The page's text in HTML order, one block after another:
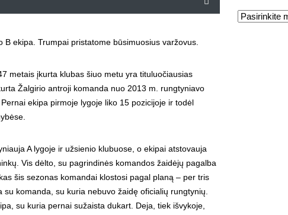
ekipa. Trumpai pristatome būsimuosius varžovus.
metais įkurta klubas šiuo metu yra tituluočiausias
Žalgirio antroji komanda nuo 2013 m. rungtyniavo
ekipa pirmoje lygoje liko 15 pozicijoje ir todėl
A lygoje ir užsienio klubuose, o ekipai atstovauja
Vis dėlto, su pagrindinės komandos žaidėjų pagalba
šis sezonas komandai klostosi pagal planą – per tris
komanda, su kuria nebuvo žaidę oficialių rungtynių.
su kuria pernai sužaista dukart. Deja, tiek išvykoje,
Archyvas